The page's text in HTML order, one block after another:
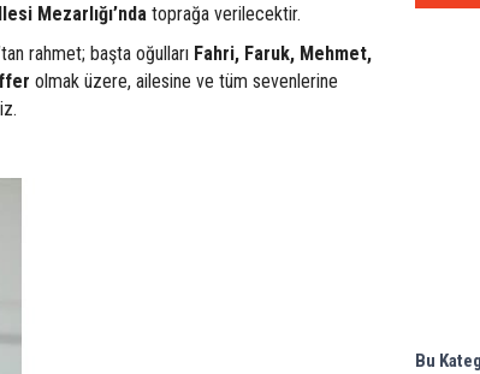
Mezarlığı’nda toprağa verilecektir.
rahmet; başta oğulları Fahri, Faruk, Mehmet,
olmak üzere, ailesine ve tüm sevenlerine
Bu